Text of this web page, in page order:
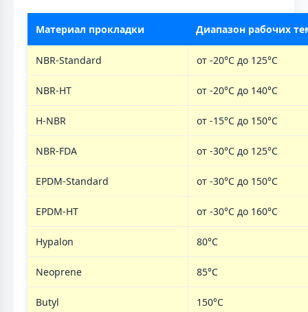
Материал прокладки Диапазон рабочих
NBR-Standard от -20°C до 125°C
NBR-HT от -20°C до 140°C
H-NBR от -15°C до 150°C
NBR-FDA от -30°C до 125°C
EPDM-Standard от -30°C до 150°C
EPDM-HT от -30°C до 160°C
Hypalon 80°C
Neoprene 85°C
Butyl 150°C